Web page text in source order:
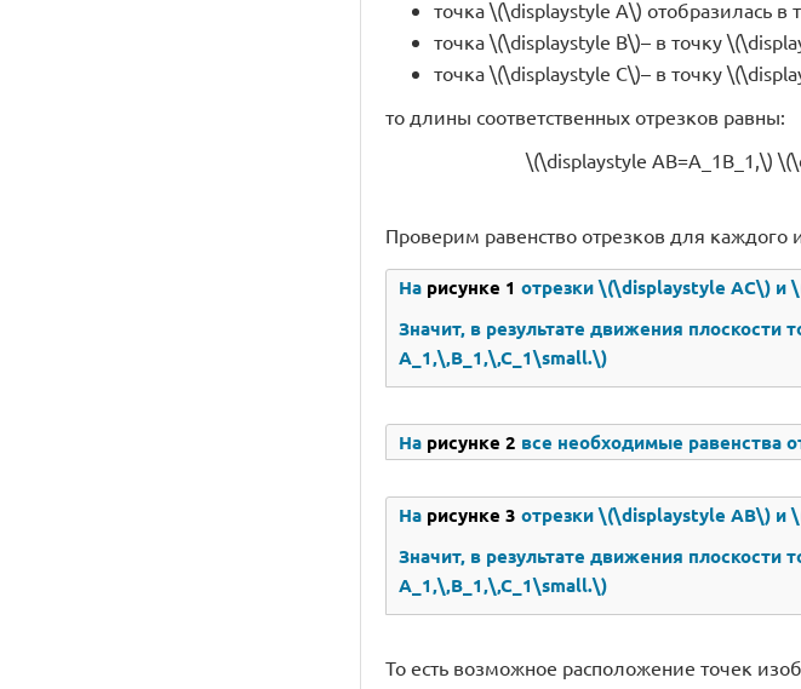
точка \(\displaystyle A\) отобразилась в
точка \(\displaystyle B\)– в точку
точка \(\displaystyle C\)– в точку
то длины соответственных отрезков равны:
\(\displaystyle AB=A_1B_1,\)
Проверим равенство отрезков для каждого
На рисунке 1 отрезки \(\displaystyle AC\) и
Значит, в результате движения
A_1,\,B_1,\,C_1\small.\)
На рисунке 2 все необходимые равенства
На рисунке 3 отрезки \(\displaystyle AB\) и
Значит, в результате движения
A_1,\,B_1,\,C_1\small.\)
То есть возможное расположение точек